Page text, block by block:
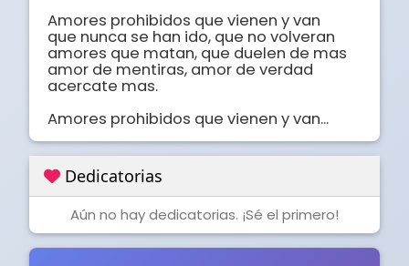
Amores prohibidos que vienen y van
que nunca se han ido, que no volveran
amores que matan, que duelen de mas
amor de mentiras, amor de verdad
acercate mas.
Amores prohibidos que vienen y van...
Dedicatorias
Aún no hay dedicatorias. ¡Sé el primero!